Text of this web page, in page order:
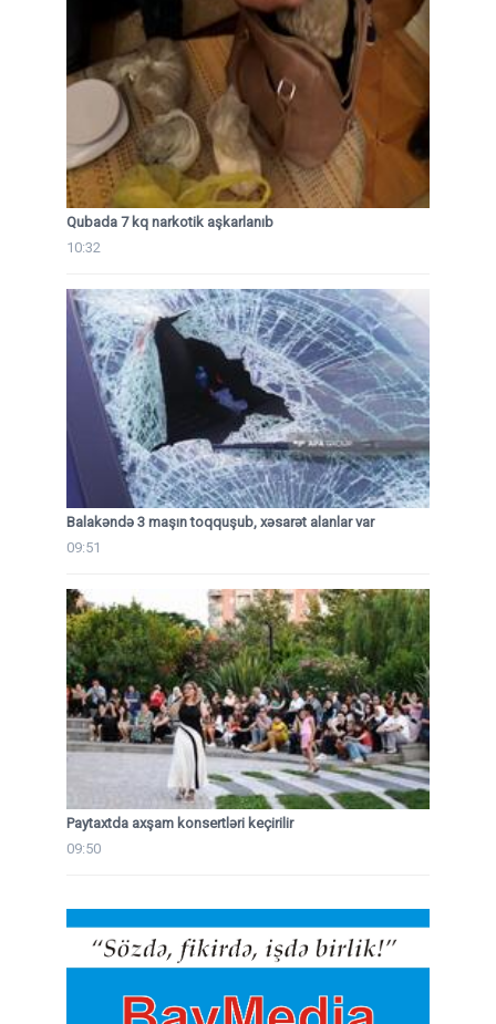
Qubada 7 kq narkotik aşkarlanıb
10:32
Balakəndə 3 maşın toqquşub, xəsarət alanlar var
09:51
Paytaxtda axşam konsertləri keçirilir
09:50